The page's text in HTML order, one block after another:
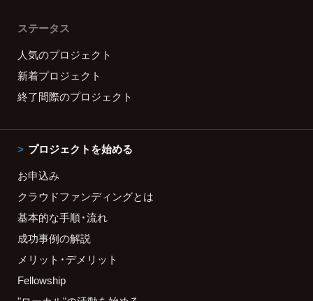
ステータス
人気のプロジェクト
新着プロジェクト
終了間際のプロジェクト
プロジェクトを始める
お申込み
クラウドファンディングとは
基本的な手順・流れ
成功事例の解説
メリット・デメリット
Fellowship